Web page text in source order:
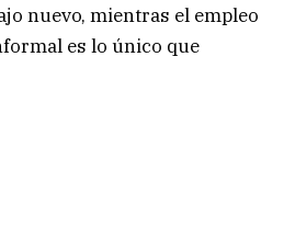
nuevo, mientras el empleo
es lo único que